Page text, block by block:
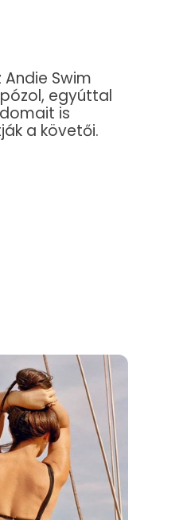
Andie Swim
egyúttal
is
a követői.